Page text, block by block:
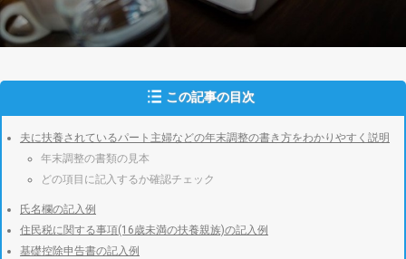
この記事の目次
夫に扶養されているパート主婦などの年末調整の書き方をわかりやすく説明
年末調整の書類の見本
どの項目に記入するか確認チェック
氏名欄の記入例
住民税に関する事項(16歳未満の扶養親族)の記入例
基礎控除申告書の記入例